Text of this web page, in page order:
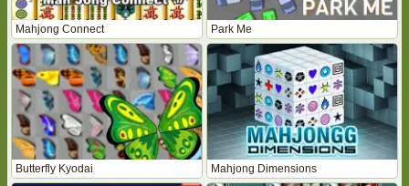
Mahjong Connect Park Me
Butterfly Kyodai Mahjong Dimensions